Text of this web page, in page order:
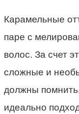
Карамельные
паре с
волос. За счет
сложные и
должны
идеально